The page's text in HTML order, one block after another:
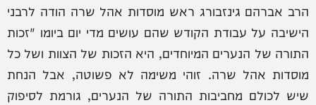
הרב אברהם גינזבורג ראש מוסדות אהל שרה הודה לרבני
הישיבה על עבודת הקודש שהם עושים מדי יום ביומו "זכות
התורה של הנערים המיוחדים, היא הזכות של הצוות ושל כל
מוסדות אהל שרה. זוהי משימה לא פשוטה, אבל הנחת
שיש לכולם מחביבות התורה של הנערים, גורמת לסיפוק